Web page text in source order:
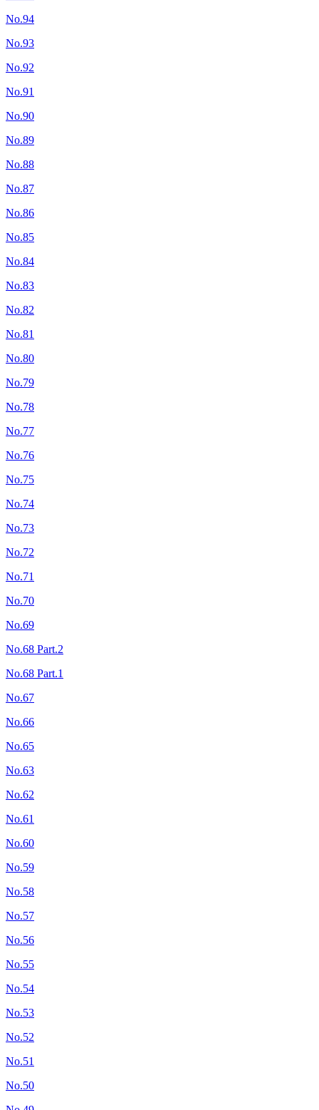
No.94
No.93
No.92
No.91
No.90
No.89
No.88
No.87
No.86
No.85
No.84
No.83
No.82
No.81
No.80
No.79
No.78
No.77
No.76
No.75
No.74
No.73
No.72
No.71
No.70
No.69
No.68 Part.2
No.68 Part.1
No.67
No.66
No.65
No.63
No.62
No.61
No.60
No.59
No.58
No.57
No.56
No.55
No.54
No.53
No.52
No.51
No.50